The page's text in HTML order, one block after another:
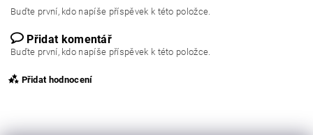
Buďte první, kdo napíše příspěvek k této položce.
Přidat komentář
Buďte první, kdo napíše příspěvek k této položce.
Přidat hodnocení